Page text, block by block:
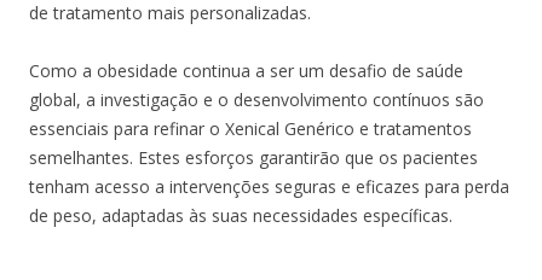
de tratamento mais personalizadas.
Como a obesidade continua a ser um desafio de saúde
global, a investigação e o desenvolvimento contínuos são
essenciais para refinar o Xenical Genérico e tratamentos
semelhantes. Estes esforços garantirão que os pacientes
tenham acesso a intervenções seguras e eficazes para perda
de peso, adaptadas às suas necessidades específicas.